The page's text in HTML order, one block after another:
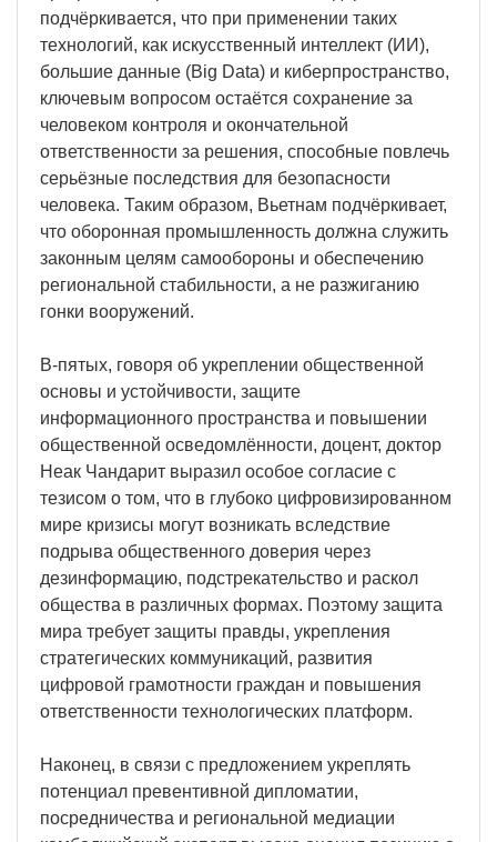
подчёркивается, что при применении таких
технологий, как искусственный интеллект (ИИ),
большие данные (Big Data) и киберпространство,
ключевым вопросом остаётся сохранение за
человеком контроля и окончательной
ответственности за решения, способные повлечь
серьёзные последствия для безопасности
человека. Таким образом, Вьетнам подчёркивает,
что оборонная промышленность должна служить
законным целям самообороны и обеспечению
региональной стабильности, а не разжиганию
гонки вооружений.
В-пятых, говоря об укреплении общественной
основы и устойчивости, защите
информационного пространства и повышении
общественной осведомлённости, доцент, доктор
Неак Чандарит выразил особое согласие с
тезисом о том, что в глубоко цифровизированном
мире кризисы могут возникать вследствие
подрыва общественного доверия через
дезинформацию, подстрекательство и раскол
общества в различных формах. Поэтому защита
мира требует защиты правды, укрепления
стратегических коммуникаций, развития
цифровой грамотности граждан и повышения
ответственности технологических платформ.
Наконец, в связи с предложением укреплять
потенциал превентивной дипломатии,
посредничества и региональной медиации